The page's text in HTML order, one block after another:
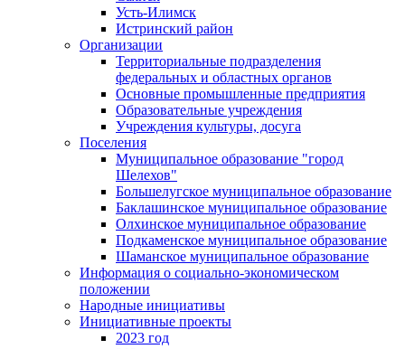
Усть-Илимск
Истринский район
Организации
Территориальные подразделения
федеральных и областных органов
Основные промышленные предприятия
Образовательные учреждения
Учреждения культуры, досуга
Поселения
Муниципальное образование "город
Шелехов"
Большелугское муниципальное образование
Баклашинское муниципальное образование
Олхинское муниципальное образование
Подкаменское муниципальное образование
Шаманское муниципальное образование
Информация о социально-экономическом
положении
Народные инициативы
Инициативные проекты
2023 год